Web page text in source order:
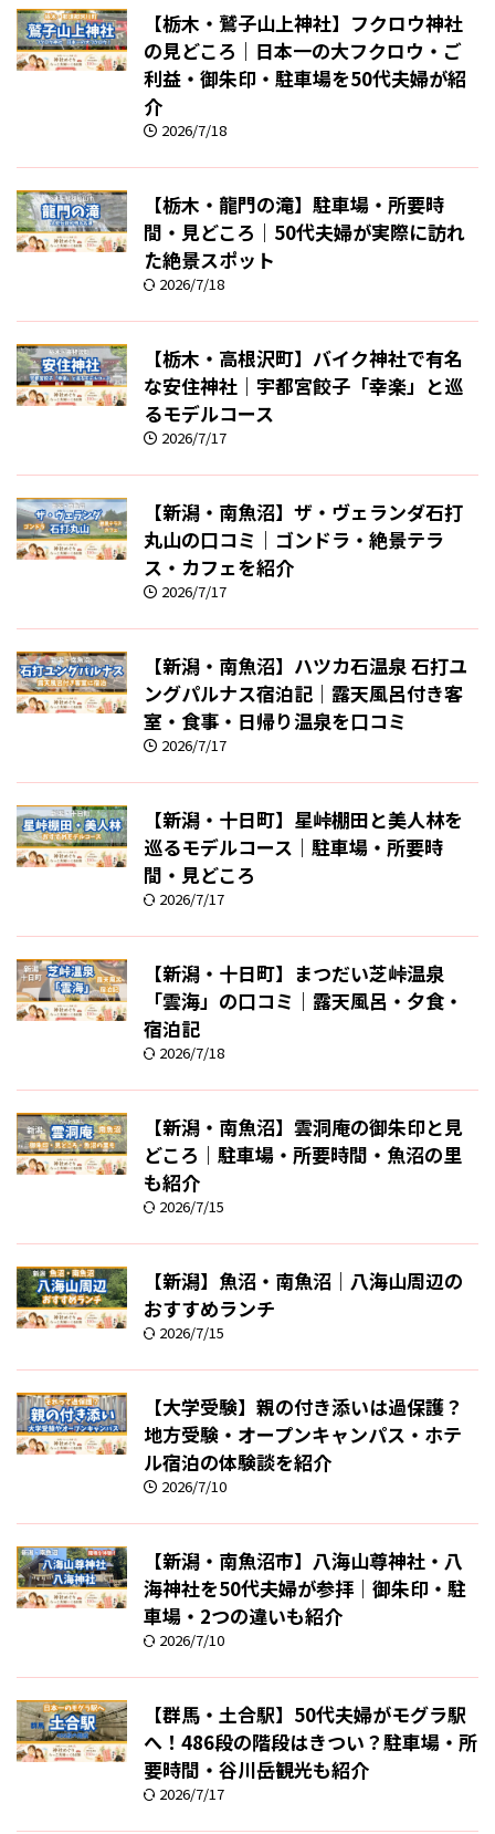
【栃木・鷲子山上神社】フクロウ神社
の見どころ｜日本一の大フクロウ・ご
利益・御朱印・駐車場を50代夫婦が紹
介
2026/7/18
【栃木・龍門の滝】駐車場・所要時
間・見どころ｜50代夫婦が実際に訪れ
た絶景スポット
2026/7/18
【栃木・高根沢町】バイク神社で有名
な安住神社｜宇都宮餃子「幸楽」と巡
るモデルコース
2026/7/17
【新潟・南魚沼】ザ・ヴェランダ石打
丸山の口コミ｜ゴンドラ・絶景テラ
ス・カフェを紹介
2026/7/17
【新潟・南魚沼】ハツカ石温泉 石打ユ
ングパルナス宿泊記｜露天風呂付き客
室・食事・日帰り温泉を口コミ
2026/7/17
【新潟・十日町】星峠棚田と美人林を
巡るモデルコース｜駐車場・所要時
間・見どころ
2026/7/17
【新潟・十日町】まつだい芝峠温泉
「雲海」の口コミ｜露天風呂・夕食・
宿泊記
2026/7/18
【新潟・南魚沼】雲洞庵の御朱印と見
どころ｜駐車場・所要時間・魚沼の里
も紹介
2026/7/15
【新潟】魚沼・南魚沼｜八海山周辺の
おすすめランチ
2026/7/15
【大学受験】親の付き添いは過保護？
地方受験・オープンキャンパス・ホテ
ル宿泊の体験談を紹介
2026/7/10
【新潟・南魚沼市】八海山尊神社・八
海神社を50代夫婦が参拝｜御朱印・駐
車場・2つの違いも紹介
2026/7/10
【群馬・土合駅】50代夫婦がモグラ駅
へ！486段の階段はきつい？駐車場・所
要時間・谷川岳観光も紹介
2026/7/17